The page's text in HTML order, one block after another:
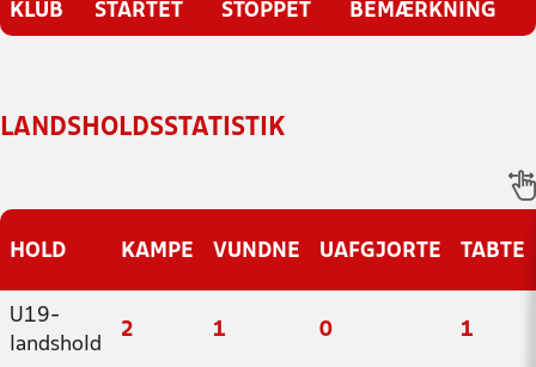
KLUB STARTET STOPPET BEMÆRKNING
LANDSHOLDSSTATISTIK
HOLD KAMPE VUNDNE UAFGJORTE TABTE
U19-
landshold
2 1 0 1